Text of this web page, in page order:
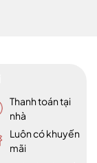
Thanh toán tại
nhà
Luôn có khuyến
mãi